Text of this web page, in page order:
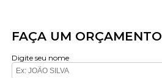
FAÇA UM ORÇAMENTO
Digite seu nome